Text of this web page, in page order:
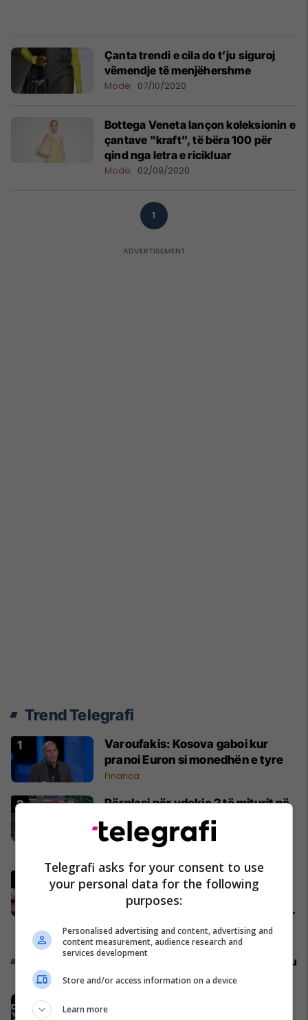
Çanta trendi e cila do t’ju siguroj
vëmendje të menjëhershme
Modë 07/10/2020
Bottega Veneta lançon koleksionin e
çantave "kraft", të bëra 100 për
qind nga letra e ricikluar
Modë 02/09/2020
1
Trend Telegrafi
Varoufakis: Kosova gaboi kur
pranoi Euron si monedhën e tyre
Financa
Përplasi për vdekje 2 të miturit në
Durrës, shoferi në polici: Më
vrisni, nuk meritoj të jetoj!
Përleshje mes pasagjerëve,
aeroplani që po udhëtonte nga
Londra për në Antalia bëri 'një ulje
emergjente' në Prishtinë
Evropa
Promo Reklamo këtu
në Kosovë teknologjinë e NASA-s
Telegrafi asks for your consent to use
your personal data for the following
purposes:
Personalised advertising and content, advertising and
content measurement, audience research and
services development
Store and/or access information on a device
Learn more